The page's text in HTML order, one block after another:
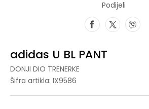
Podijeli
adidas U BL PANT
DONJI DIO TRENERKE
Šifra artikla: IX9586